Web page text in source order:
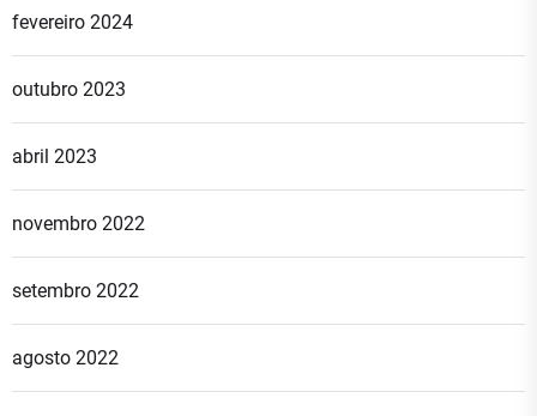
fevereiro 2024
outubro 2023
abril 2023
novembro 2022
setembro 2022
agosto 2022